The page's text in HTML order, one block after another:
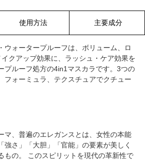
使用方法 主要成分
ウォータープルーフは、ボリューム、ロ
クアップ効果に、ラッシュ・ケア効果を
プルーフ処方の4in1マスカラです。3つの
フォーミュラ、テクスチュアでクチュー
マ、普遍のエレガンスとは、女性の本能
強さ」「大胆」「官能」の要素が美しく
もの。 このスピリットを現代の革新性で